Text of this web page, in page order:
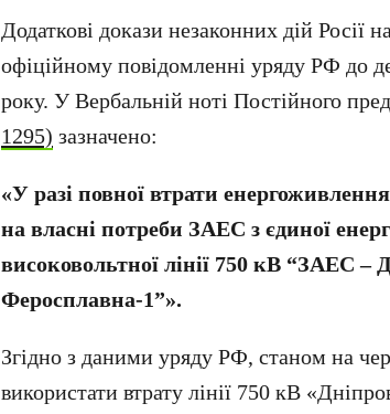
Додаткові докази незаконних дій Росії
офіційному повідомленні уряду РФ до
року. У Вербальній ноті Постійного
1295) зазначено:
«У разі повної втрати
на власні потреби ЗАЕС з єдиної
високовольтної лінії 750 кВ “ЗАЕС –
Феросплавна-1”».
Згідно з даними уряду РФ, станом на
використати втрату лінії 750 кВ